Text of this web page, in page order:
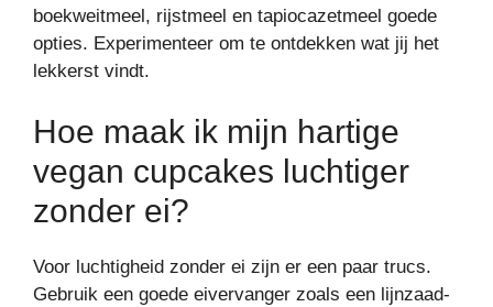
boekweitmeel, rijstmeel en tapiocazetmeel goede
opties. Experimenteer om te ontdekken wat jij het
lekkerst vindt.
Hoe maak ik mijn hartige
vegan cupcakes luchtiger
zonder ei?
Voor luchtigheid zonder ei zijn er een paar trucs.
Gebruik een goede eivervanger zoals een lijnzaad-